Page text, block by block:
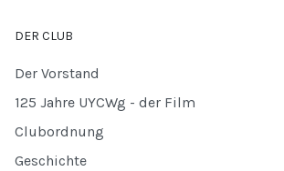
DER CLUB
Der Vorstand
125 Jahre UYCWg - der Film
Clubordnung
Geschichte